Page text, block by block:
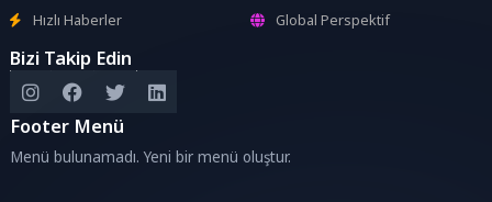
Hızlı Haberler
Global Perspektif
Bizi Takip Edin
Footer Menü
Menü bulunamadı. Yeni bir menü oluştur.